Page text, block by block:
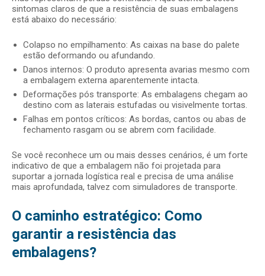
sintomas claros de que a resistência de suas embalagens
está abaixo do necessário:
Colapso no empilhamento: As caixas na base do palete
estão deformando ou afundando.
Danos internos: O produto apresenta avarias mesmo com
a embalagem externa aparentemente intacta.
Deformações pós transporte: As embalagens chegam ao
destino com as laterais estufadas ou visivelmente tortas.
Falhas em pontos críticos: As bordas, cantos ou abas de
fechamento rasgam ou se abrem com facilidade.
Se você reconhece um ou mais desses cenários, é um forte
indicativo de que a embalagem não foi projetada para
suportar a jornada logística real e precisa de uma análise
mais aprofundada, talvez com simuladores de transporte.
O caminho estratégico: Como
garantir a resistência das
embalagens?